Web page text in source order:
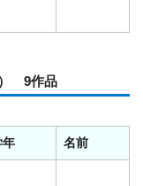
） 9作品
年 名前